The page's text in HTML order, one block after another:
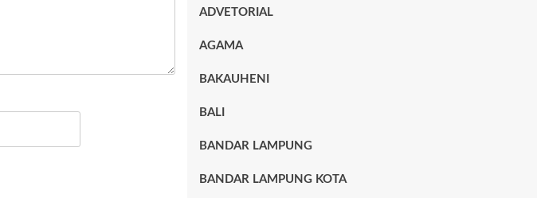
ADVETORIAL
AGAMA
BAKAUHENI
BALI
BANDAR LAMPUNG
BANDAR LAMPUNG KOTA